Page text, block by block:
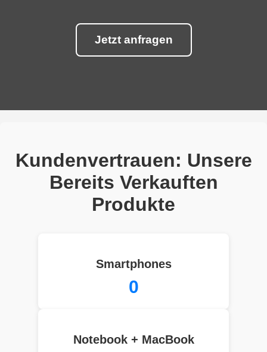
Jetzt anfragen
Kundenvertrauen: Unsere
Bereits Verkauften
Produkte
Smartphones
0
Notebook + MacBook